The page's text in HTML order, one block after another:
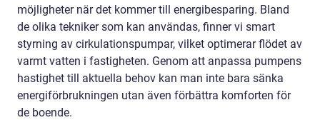
möjligheter när det kommer till energibesparing. Bland
de olika tekniker som kan användas, finner vi smart
styrning av cirkulationspumpar, vilket optimerar flödet av
varmt vatten i fastigheten. Genom att anpassa pumpens
hastighet till aktuella behov kan man inte bara sänka
energiförbrukningen utan även förbättra komforten för
de boende.